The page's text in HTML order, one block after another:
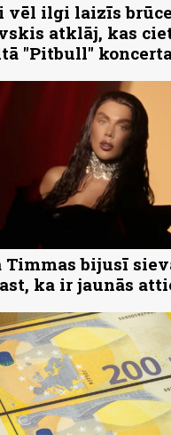
vēl ilgi laizīs
atklāj, kas
"Pitbull"
Timmas bijusī
ka ir jaunās